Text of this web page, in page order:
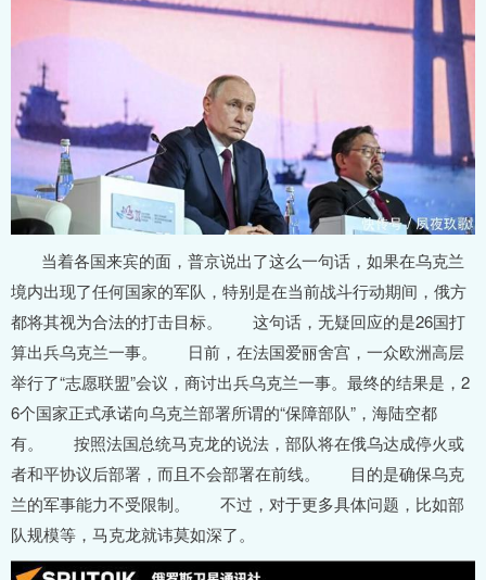
当着各国来宾的面，普京说出了这么一句话，如果在乌克兰
境内出现了任何国家的军队，特别是在当前战斗行动期间，俄方
都将其视为合法的打击目标。 这句话，无疑回应的是26国打
算出兵乌克兰一事。 日前，在法国爱丽舍宫，一众欧洲高层
举行了“志愿联盟”会议，商讨出兵乌克兰一事。最终的结果是，2
6个国家正式承诺向乌克兰部署所谓的“保障部队”，海陆空都
有。 按照法国总统马克龙的说法，部队将在俄乌达成停火或
者和平协议后部署，而且不会部署在前线。 目的是确保乌克
兰的军事能力不受限制。 不过，对于更多具体问题，比如部
队规模等，马克龙就讳莫如深了。